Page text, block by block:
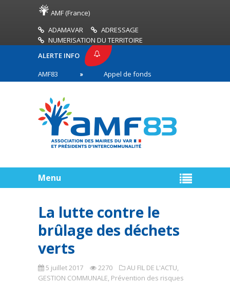
AMF (France)
ADAMAVAR
ADRESSAGE
NUMERISATION DU TERRITOIRE
ALERTE INFO
AMF83
Appel de fonds incendies de forêt
en première ligne
Menu
La lutte contre le
brûlage des déchets
verts
5 juillet 2017 2270 AU FIL DE L'ACTU,
GESTION COMMUNALE, Prévention des risques